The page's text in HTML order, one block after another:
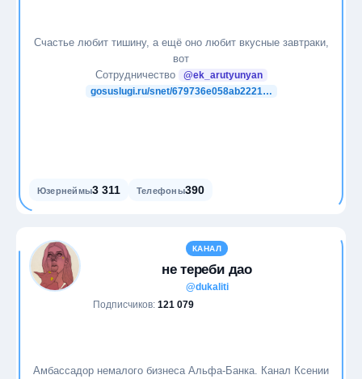
Счастье любит тишину, а ещё оно любит вкусные завтраки,
вот
Сотрудничество
@ek_arutyunyan
gosuslugi.ru/snet/679736e058ab2221…
Юзернеймы3 311 Телефоны390
КАНАЛ
не тереби дао
@dukaliti
Подписчиков: 121 079
Амбассадор немалого бизнеса Альфа-Банка. Канал Ксении